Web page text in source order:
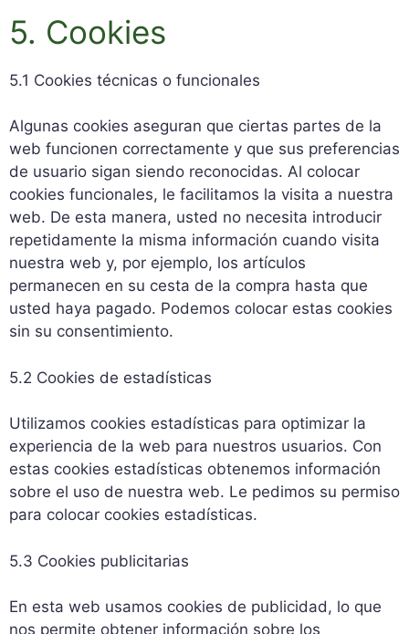
5. Cookies
5.1 Cookies técnicas o funcionales
Algunas cookies aseguran que ciertas partes de la
web funcionen correctamente y que sus preferencias
de usuario sigan siendo reconocidas. Al colocar
cookies funcionales, le facilitamos la visita a nuestra
web. De esta manera, usted no necesita introducir
repetidamente la misma información cuando visita
nuestra web y, por ejemplo, los artículos
permanecen en su cesta de la compra hasta que
usted haya pagado. Podemos colocar estas cookies
sin su consentimiento.
5.2 Cookies de estadísticas
Utilizamos cookies estadísticas para optimizar la
experiencia de la web para nuestros usuarios. Con
estas cookies estadísticas obtenemos información
sobre el uso de nuestra web. Le pedimos su permiso
para colocar cookies estadísticas.
5.3 Cookies publicitarias
En esta web usamos cookies de publicidad, lo que
nos permite obtener información sobre los